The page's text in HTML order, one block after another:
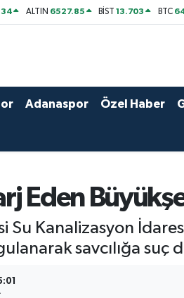
ALTIN 6527.85 BİST13.703 BTC
Adanaspor Özel Haber
Eden
Su Kanalizasyon
savcılığa